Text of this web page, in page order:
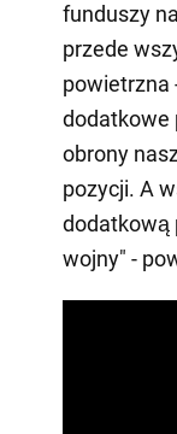
funduszy
przede
powietrzna
dodatkowe
obrony
pozycji. A
dodatkową
wojny" -